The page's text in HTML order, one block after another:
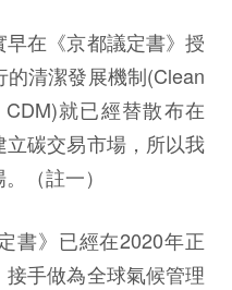
在《京都議定書》授
清潔發展機制(Clean
CDM)就已經替散布在
碳交易市場，所以我
（註一）
》已經在2020年正
手做為全球氣候管理